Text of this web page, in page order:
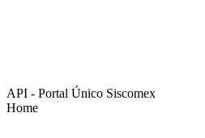
API - Portal Único Siscomex
Home